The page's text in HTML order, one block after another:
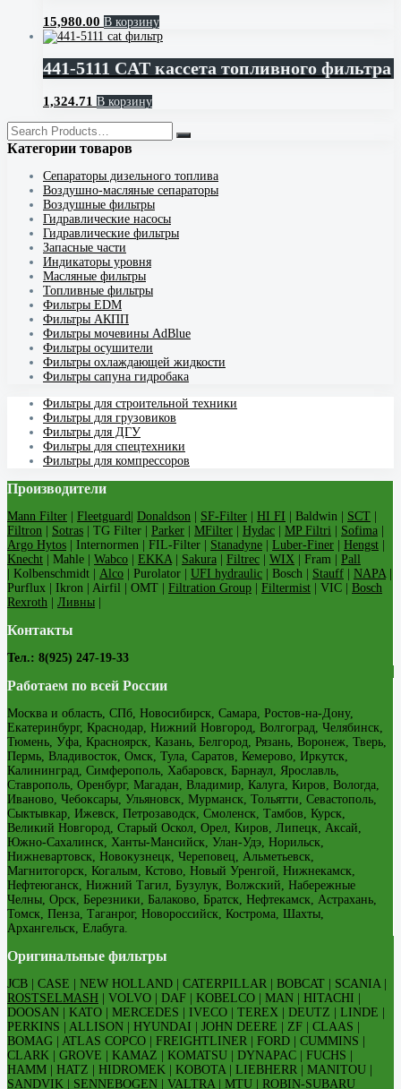
15,980.00 В корзину
441-5111 CAT кассета топливного фильтра
1,324.71 В корзину
Категории товаров
Cепараторы дизельного топлива
Воздушно-масляные сепараторы
Воздушные фильтры
Гидравлические насосы
Гидравлические фильтры
Запасные части
Индикаторы уровня
Масляные фильтры
Топливные фильтры
Фильтры EDM
Фильтры АКПП
Фильтры мочевины AdBlue
Фильтры осушители
Фильтры охлаждающей жидкости
Фильтры сапуна гидробака
Фильтры для строительной техники
Фильтры для грузовиков
Фильтры для ДГУ
Фильтры для спецтехники
Фильтры для компрессоров
Производители
Mann Filter Fleetguard Donaldson SF-Filter HI FI | Baldwin | SCT
Filtron
Sotras | TG Filter | Parker MFilter Hydac MP Filtri Sofima
Argo Hytos | Internormen | FIL-Filter | Stanadyne Luber-Finer Hengst
Knecht | Mahle | Wabco EKKA| Sakura Filtrec WIX | Fram | Pall
| Kolbenschmidt | Alco | Purolator | UFI hydraulic | Bosch | Stauff NAPA|
Purflux | Ikron | Airfil | OMT | Filtration Group Filtermist | VIC | Bosch
Rexroth
Ливны
Контакты
Тел.: 8(925) 247-19-33
Работаем по всей России
Москва и область, СПб, Новосибирск, Самара, Ростов-на-Дону,
Екатеринбург, Краснодар, Нижний Новгород, Волгоград, Челябинск,
Тюмень, Уфа, Красноярск, Казань, Белгород, Рязань, Воронеж, Тверь,
Пермь, Владивосток, Омск, Тула, Саратов, Кемерово, Иркутск,
Калининград, Симферополь, Хабаровск, Барнаул, Ярославль,
Ставрополь, Оренбург, Магадан, Владимир, Калуга, Киров, Вологда,
Иваново, Чебоксары, Ульяновск, Мурманск, Тольятти, Севастополь,
Сыктывкар, Ижевск, Петрозаводск, Смоленск, Тамбов, Курск,
Великий Новгород, Старый Оскол, Орел, Киров, Липецк, Аксай,
Южно-Сахалинск, Ханты-Мансийск, Улан-Удэ, Норильск,
Нижневартовск, Новокузнецк, Череповец, Альметьевск,
Магнитогорск, Когалым, Кстово, Новый Уренгой, Нижнекамск,
Нефтеюганск, Нижний Тагил, Бузулук, Волжский, Набережные
Челны, Орск, Березники, Балаково, Братск, Нефтекамск, Астрахань,
Томск, Пенза, Таганрог, Новороссийск, Кострома, Шахты,
Архангельск, Елабуга.
Оригинальные фильтры
JCB | CASE | NEW HOLLAND | CATERPILLAR | BOBCAT | SCANIA |
ROSTSELMASH | VOLVO | DAF | KOBELCO | MAN | HITACHI |
DOOSAN | KATO | MERCEDES | IVECO | TEREX | DEUTZ | LINDE |
PERKINS | ALLISON | HYUNDAI | JOHN DEERE | ZF | CLAAS |
BOMAG | ATLAS COPCO | FREIGHTLINER | FORD | CUMMINS |
CLARK | GROVE | KAMAZ | KOMATSU | DYNAPAC | FUCHS |
HAMM | HATZ | HIDROMEK | KOBOTA | LIEBHERR | MANITOU |
SANDVIK | SENNEBOGEN | VALTRA | MTU | ROBIN-SUBARU